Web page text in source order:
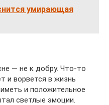
умирающая
— не к добру. Что-то
и ворвется в жизнь
и положительное
светлые эмоции.